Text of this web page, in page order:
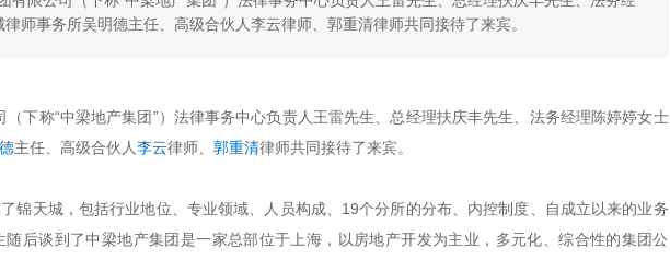
师事务所吴明德主任、高级合伙人李云律师、郭重清律师共同接待了来宾。
下称“中梁地产集团”）法律事务中心负责人王雷先生、总经理扶庆丰先生、法务经理陈婷婷女士
主任、高级合伙人李云律师、 郭重清律师共同接待了来宾。
锦天城，包括行业地位、专业领域、人员构成、19个分所的分布、内控制度、自成立以来的业务
后谈到了中梁地产集团是一家总部位于上海，以房地产开发为主业，多元化、综合性的集团公